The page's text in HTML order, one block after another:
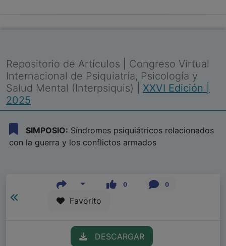
Repositorio de Artículos
Congreso Virtual
Internacional de Psiquiatría, Psicología y
Salud Mental (Interpsiquis)
XXVI Edición |
2025
SIMPOSIO: Síndromes psiquiátricos relacionados
con la guerra y los conflictos armados
0 0
Favorito
DESCARGAR